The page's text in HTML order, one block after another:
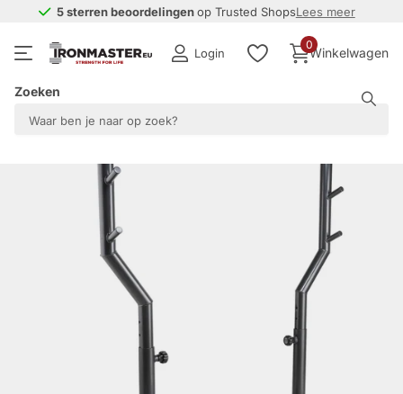
5 sterren beoordelingenop Trusted ShopsLees meer
5 sterren beoordelingen
Zoeken
Login Winkelwagen
0
Deel dit product